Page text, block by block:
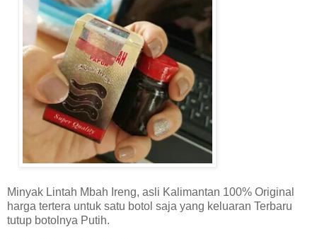
Minyak Lintah Mbah Ireng, asli Kalimantan 100% Original
harga tertera untuk satu botol saja yang keluaran Terbaru
tutup botolnya Putih.